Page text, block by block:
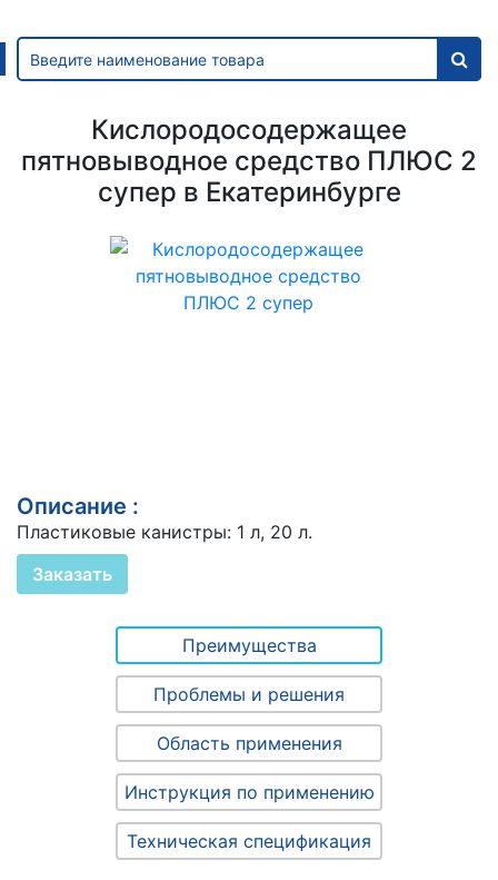
Кислородосодержащее
пятновыводное средство ПЛЮС 2
супер в Екатеринбурге
Описание :
Пластиковые канистры: 1 л, 20 л.
Заказать
Преимущества
Проблемы и решения
Область применения
Инструкция по применению
Техническая спецификация